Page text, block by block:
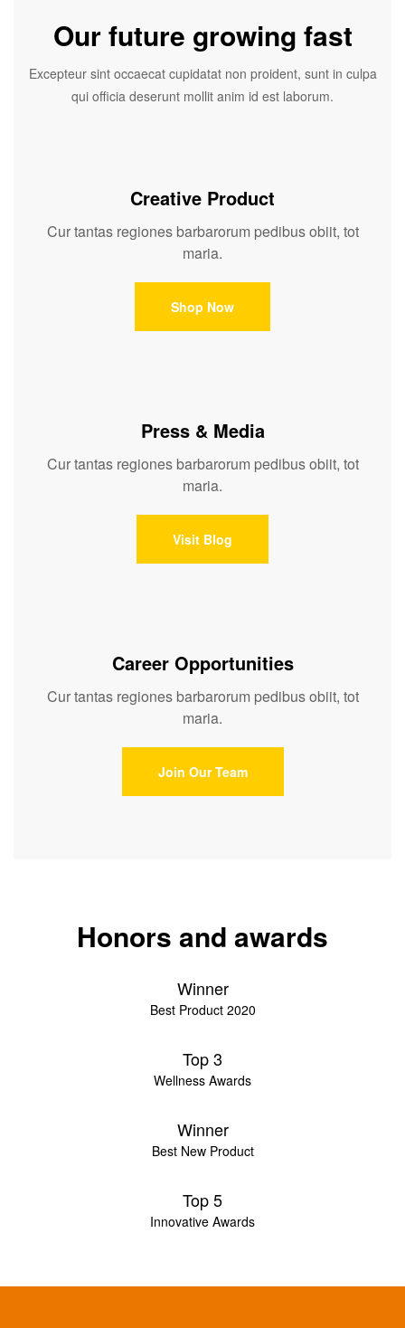
Our future growing fast
Excepteur sint occaecat cupidatat non proident, sunt in culpa
qui officia deserunt mollit anim id est laborum.
Creative Product
Cur tantas regiones barbarorum pedibus obiit, tot
maria.
Shop Now
Press & Media
Cur tantas regiones barbarorum pedibus obiit, tot
maria.
Visit Blog
Career Opportunities
Cur tantas regiones barbarorum pedibus obiit, tot
maria.
Join Our Team
Honors and awards
Winner
Best Product 2020
Top 3
Wellness Awards
Winner
Best New Product
Top 5
Innovative Awards